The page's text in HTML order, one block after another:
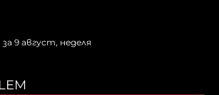
9 август, неделя